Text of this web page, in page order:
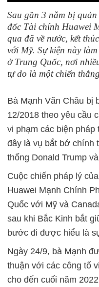
Sau gần 3 năm bị
đốc Tài chính Huawei
qua đã về nước, kết
với Mỹ. Sự kiện này
ở Trung Quốc, nơi
tự do là một chiến
Bà Mạnh Vãn Châu bị
12/2018 theo yêu cầu
vi phạm các biện pháp
đây là vụ bắt bớ chính
thống Donald Trump
Cuộc chiến pháp lý
Huawei Mạnh Chính
Quốc với Mỹ và
sau khi Bắc Kinh bắt
bước đi được hiểu là
Ngày 24/9, bà Mạnh
thuận với các công tố
cho đến cuối năm